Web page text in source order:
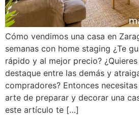
Cómo vendimos una casa en
semanas con home staging ¿Te
rápido y al mejor precio?
destaque entre las demás y
compradores? Entonces
arte de preparar y decorar una
este artículo te […]